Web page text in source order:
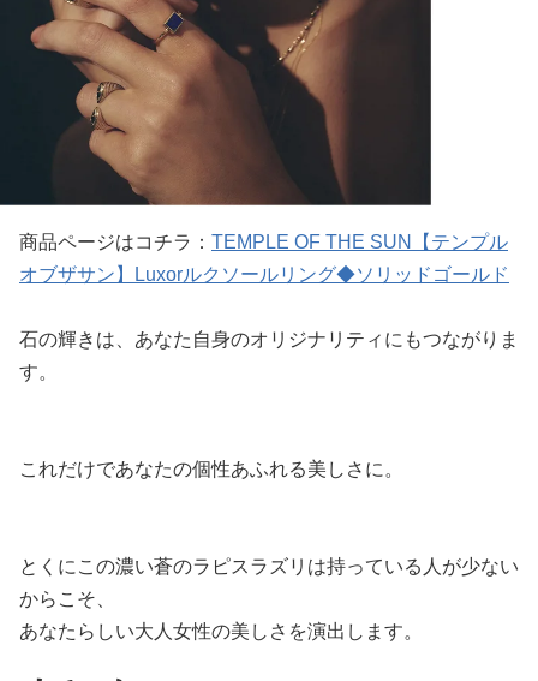
商品ページはコチラ： TEMPLE OF THE SUN【テンプル
オブザサン】Luxorルクソールリング◆ソリッドゴールド
石の輝きは、あなた自身のオリジナリティにもつながりま
す。
これだけであなたの個性あふれる美しさに。
とくにこの濃い蒼のラピスラズリは持っている人が少ない
からこそ、
あなたらしい大人女性の美しさを演出します。